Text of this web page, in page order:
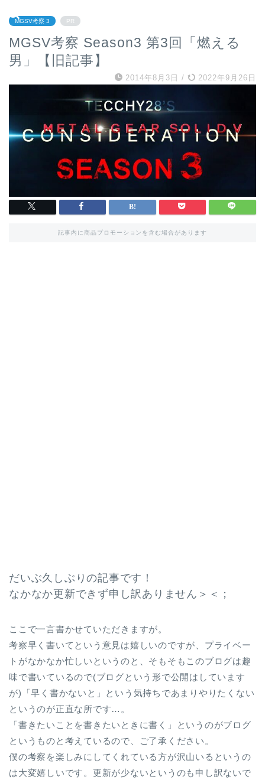
MGSV考察 3 PR
MGSV考察 Season3 第3回「燃える
男」【旧記事】
2014年8月3日 / 2022年9月26日
記事内に商品プロモーションを含む場合があります
だいぶ久しぶりの記事です！
なかなか更新できず申し訳ありません＞＜；
ここで一言書かせていただきますが。
考察早く書いてという意見は嬉しいのですが、プライベー
トがなかなか忙しいというのと、そもそもこのブログは趣
味で書いているので(ブログという形で公開はしています
が)「早く書かないと」という気持ちであまりやりたくない
というのが正直な所です…。
「書きたいことを書きたいときに書く」というのがブログ
というものと考えているので、ご了承ください。
僕の考察を楽しみにしてくれている方が沢山いるというの
は大変嬉しいです。更新が少ないというのも申し訳ないで